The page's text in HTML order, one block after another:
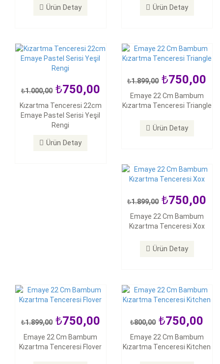
Ürün Detay Ürün Detay
1.000,00 750,00
Kızartma Tenceresi 22cm
Emaye Pastel Serisi Yeşil
Rengi
Ürün Detay
Rengi
1.899,00 750,00
Emaye 22 Cm Bambum
Kızartma Tenceresi Triangle
Ürün Detay
1.899,00 750,00
Emaye 22 Cm Bambum
Kızartma Tenceresi Xox
Ürün Detay
1.899,00 750,00
Emaye 22 Cm Bambum
1.899,00 750,00
Emaye 22 Cm Bambum
Kızartma Tenceresi Flover
800,00 750,00
Emaye 22 Cm Bambum
Kızartma Tenceresi Kitchen
800,00 750,00
800,00 750,00 800,00 750,00